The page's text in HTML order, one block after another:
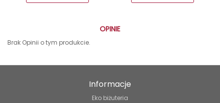
OPINIE
Brak Opinii o tym produkcie.
Informacje
Eko biżuteria